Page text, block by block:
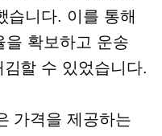
습니다. 이를 통해
을 확보하고 운송
할 수 있었습니다.
가격을 제공하는